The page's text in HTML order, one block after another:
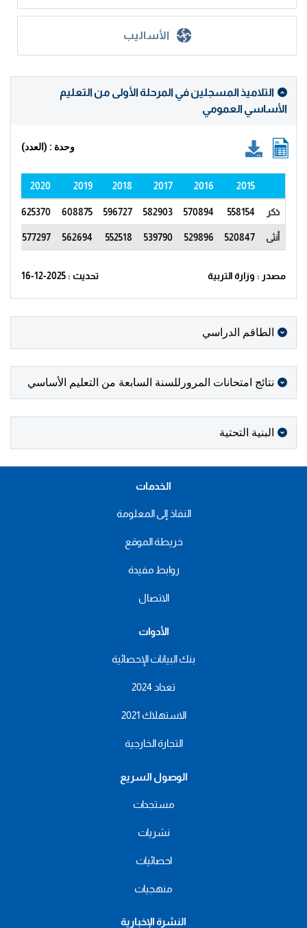
الأساليب
التلاميذ المسجلين في المرحلة الأولى من التعليم
الأساسي العمومي
وحدة : (العدد)
2015
2016
2017
2018
2019
2020
ذكر 558154
570894
582903
596727
608875
625370
أنثى 520847
529896
539790
552518
562694
577297
مصدر : وزارة التربية تحديث : 2025-12-16
الطاقم الدراسي
نتائج امتحانات المرورللسنة السابعة من التعليم الأساسي
البنية التحتية
الخدمات
النفاذ إلى المعلومة
خريطة الموقع
روابط مفيدة
الاتصال
الأدوات
بنك البيانات الإحصائية
تعداد 2024
الاستهلاك 2021
التجارة الخارجية
الوصول السريع
مستجدات
نشريات
احصائيات
منهجيات
النشرة الإخبارية